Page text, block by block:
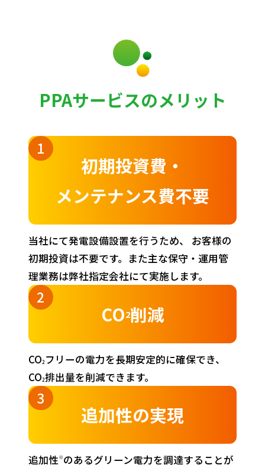
PPAサービスのメリット
初期投資費・
メンテナンス費不要
当社にて発電設備設置を行うため、 お客様の
初期投資は不要です。また主な保守・運用管
理業務は弊社指定会社にて実施します。
CO2削減
CO2 フリーの電力を長期安定的に確保でき、
CO2排出量を削減できます。
追加性の実現
追加性※のあるグリーン電力を調達することが